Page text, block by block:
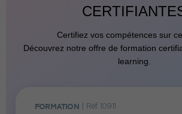
Certifiez vos compétences sur
Découvrez notre offre de formation
learning.
FORMATION Réf. 10911